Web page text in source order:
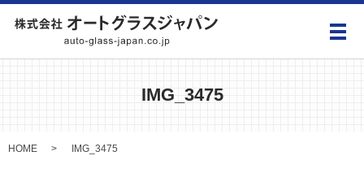
メ
IMG_3475
HOME IMG_3475